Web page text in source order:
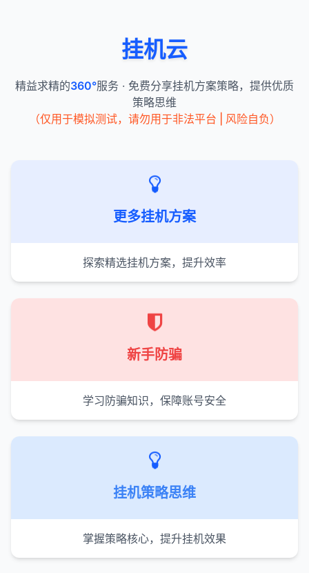
挂机云
精益求精的360°服务 · 免费分享挂机方案策略，提供优质
策略思维
（仅用于模拟测试，请勿用于非法平台 | 风险自负）
更多挂机方案
探索精选挂机方案，提升效率
新手防骗
学习防骗知识，保障账号安全
挂机策略思维
掌握策略核心，提升挂机效果